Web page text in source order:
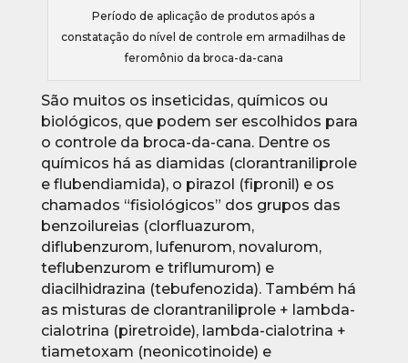
Período de aplicação de produtos após a
constatação do nível de controle em armadilhas de
feromônio da broca-da-cana
São muitos os inseticidas, químicos ou
biológicos, que podem ser escolhidos para
o controle da broca-da-cana. Dentre os
químicos há as diamidas (clorantraniliprole
e flubendiamida), o pirazol (fipronil) e os
chamados “fisiológicos” dos grupos das
benzoilureias (clorfluazurom,
diflubenzurom, lufenurom, novalurom,
teflubenzurom e triflumurom) e
diacilhidrazina (tebufenozida). Também há
as misturas de clorantraniliprole + lambda-
cialotrina (piretroide), lambda-cialotrina +
tiametoxam (neonicotinoide) e